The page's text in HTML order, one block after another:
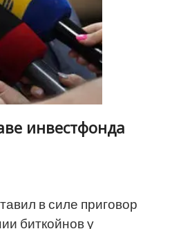
инвестфонда
в силе приговор
биткойнов у